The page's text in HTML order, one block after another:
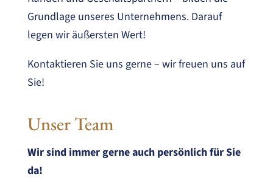
Grundlage unseres Unternehmens. Darauf
legen wir äußersten Wert!
Kontaktieren Sie uns gerne – wir freuen uns auf
Sie!
Unser Team
Wir sind immer gerne auch persönlich für Sie
da!